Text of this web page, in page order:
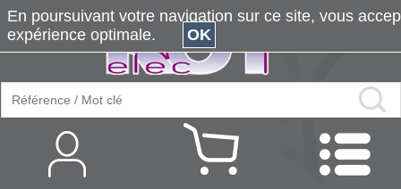
En poursuivant votre navigation sur ce site, vous
expérience optimale.
OK